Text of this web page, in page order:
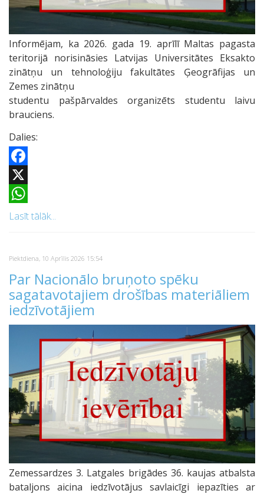
Informējam, ka 2026. gada 19. aprīlī Maltas pagasta
teritorijā norisināsies Latvijas Universitātes Eksakto
zinātņu un tehnoloģiju fakultātes Ģeogrāfijas un
Zemes zinātņu
studentu pašpārvaldes organizēts studentu laivu
brauciens.
Dalies:
Facebook
X
WhatsApp
Lasīt tālāk...
Piektdiena, 10 Aprīlis 2026 15:54
Par Nacionālo bruņoto spēku
sagatavotajiem drošības materiāliem
iedzīvotājiem
Zemessardzes 3. Latgales brigādes 36. kaujas atbalsta
bataljons aicina iedzīvotājus savlaicīgi iepazīties ar